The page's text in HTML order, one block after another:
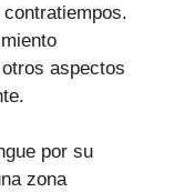
aspectos
por su
zona